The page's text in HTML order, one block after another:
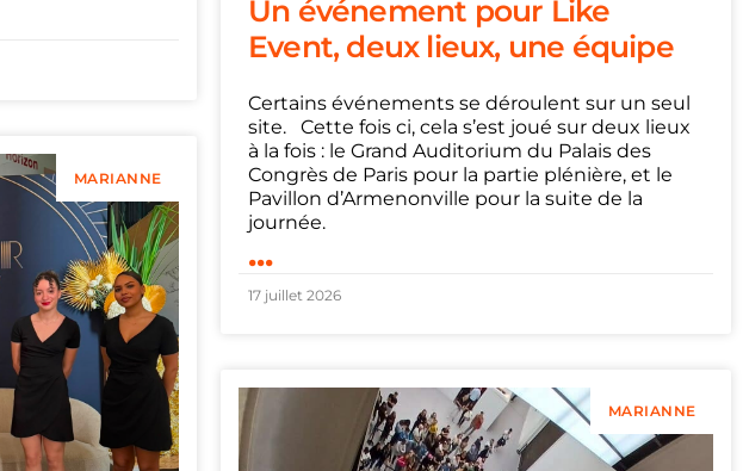
Un événement pour Like
Event, deux lieux, une équipe
Certains événements se déroulent sur un seul
site. Cette fois ci, cela s’est joué sur deux lieux
à la fois : le Grand Auditorium du Palais des
Congrès de Paris pour la partie plénière, et le
Pavillon d’Armenonville pour la suite de la
journée.
...
17 juillet 2026
MARIANNE
MARIANNE